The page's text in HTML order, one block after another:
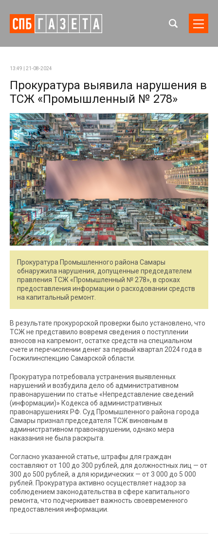
13:49 | 21-08-2024
Прокуратура выявила нарушения в
ТСЖ «Промышленный № 278»
Прокуратура Промышленного района Самары
обнаружила нарушения, допущенные председателем
правления ТСЖ «Промышленный № 278», в сроках
предоставления информации о расходовании средств
на капитальный ремонт.
В результате прокурорской проверки было установлено, что
ТСЖ не представило вовремя сведения о поступлении
взносов на капремонт, остатке средств на специальном
счете и перечислении денег за первый квартал 2024 года в
Госжилинспекцию Самарской области.
Прокуратура потребовала устранения выявленных
нарушений и возбудила дело об административном
правонарушении по статье «Непредставление сведений
(информации)» Кодекса об административных
правонарушениях РФ. Суд Промышленного района города
Самары признал председателя ТСЖ виновным в
административном правонарушении, однако мера
наказания не была раскрыта.
Согласно указанной статье, штрафы для граждан
составляют от 100 до 300 рублей, для должностных лиц — от
300 до 500 рублей, а для юридических — от 3 000 до 5 000
рублей. Прокуратура активно осуществляет надзор за
соблюдением законодательства в сфере капитального
ремонта, что подчеркивает важность своевременного
предоставления информации.